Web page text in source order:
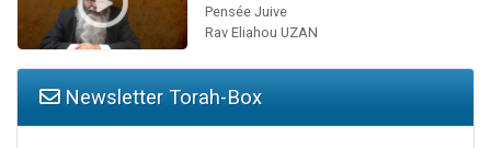
Pensée Juive
Rav Eliahou UZAN
Newsletter Torah-Box